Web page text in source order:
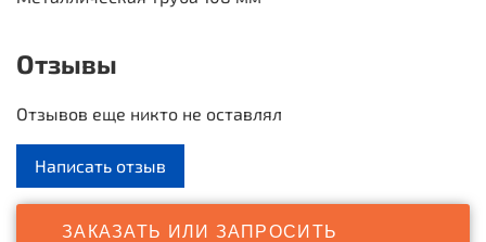
Отзывы
Отзывов еще никто не оставлял
Написать отзыв
ЗАКАЗАТЬ ИЛИ ЗАПРОСИТЬ